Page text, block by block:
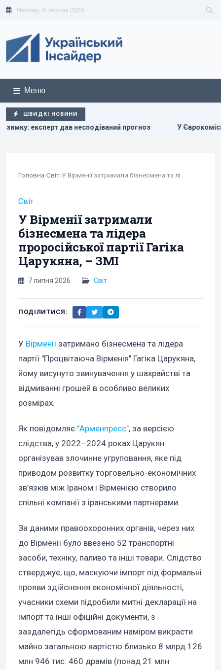
Четвер, 6 серпня 2026
Меню
ШВИДКІ НОВИНИ
прогноз У Єврокомісії відреагували на заяву
Головна›Світ›
Світ
У Вірменії затримали
бізнесмена та лідера
проросійської партії Гагіка
Царукяна, – ЗМІ
7 липня 2026 Світ
ПОДІЛИТИСЯ:
У Вірменії затримано бізнесмена та лідера
партії "Процвітаюча Вірменія" Гагіка Царукяна,
йому висунуто звинувачення у шахрайстві та
відмиванні грошей в особливо великих
розмірах.
Як повідомляє "Арменпресс", за версією
слідства, у 2022–2024 роках Царукян
організував злочинне угруповання, яке під
приводом розвитку торговельно-економічних
зв’язків між Іраном і Вірменією створило
спільні компанії з іранськими партнерами.
За даними правоохоронних органів, через них
до Вірменії було ввезено 52 транспортні
засоби, техніку, паливо та інші товари. Слідство
стверджує, що, маскуючи імпорт під формальні
прояви здійснення економічної діяльності,
учасники схеми підробили митні декларації на
імпорт та інші офіційні документи, з
заздалегідь сформованим наміром викрасти
майно загальною вартістю близько 8 млрд 126
млн 946 тис. 460 драмів (понад 21 млн